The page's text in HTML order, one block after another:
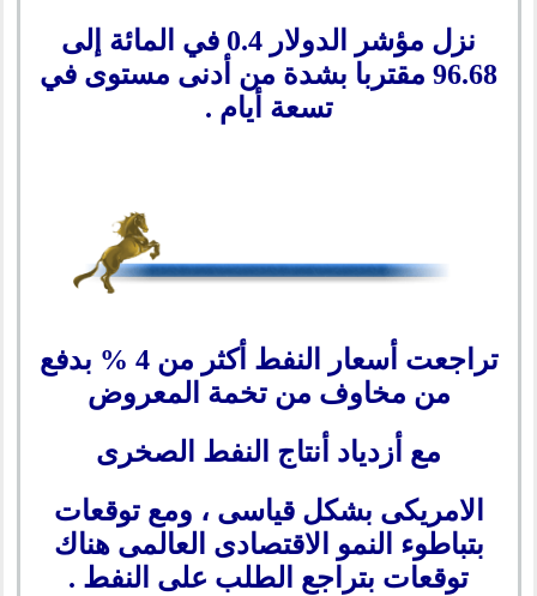
نزل مؤشر الدولار 0.4 في المائة إلى
96.68 مقتربا بشدة من أدنى مستوى في
تسعة أيام .
تراجعت أسعار النفط أكثر من 4 % بدفع
من مخاوف من تخمة المعروض
مع أزدياد أنتاج النفط الصخرى
الامريكى بشكل قياسى ، ومع توقعات
بتباطوء النمو الاقتصادى العالمى هناك
توقعات بتراجع الطلب على النفط .